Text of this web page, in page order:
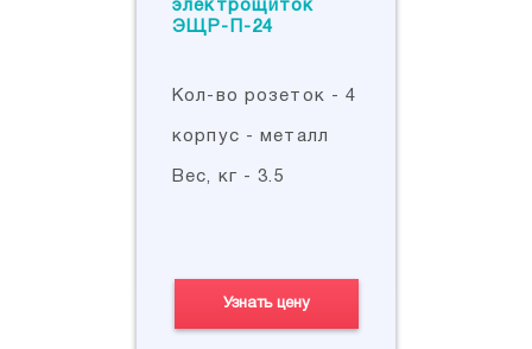
Кол-во розеток - 4
корпус - металл
Вес, кг - 3.5
Узнать цену